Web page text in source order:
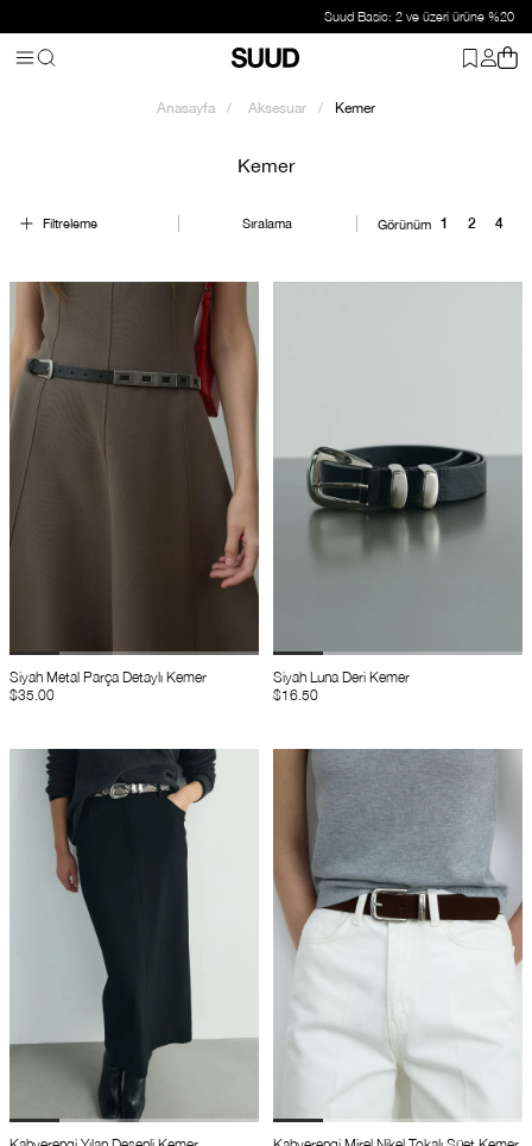
Suud Basic: 2 ve üzeri ürüne %20 indirim
Anasayfa Aksesuar Kemer
Kemer
Filtreleme Sıralama
Siyah Metal Parça Detaylı Kemer
$35.00
Siyah Luna Deri Kemer
$16.50